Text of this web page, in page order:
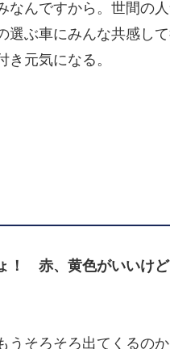
んですから。世間の
ぶ車にみんな共感し
元気になる。
！ 赤、黄色がいいけ
うそろそろ出てくるの